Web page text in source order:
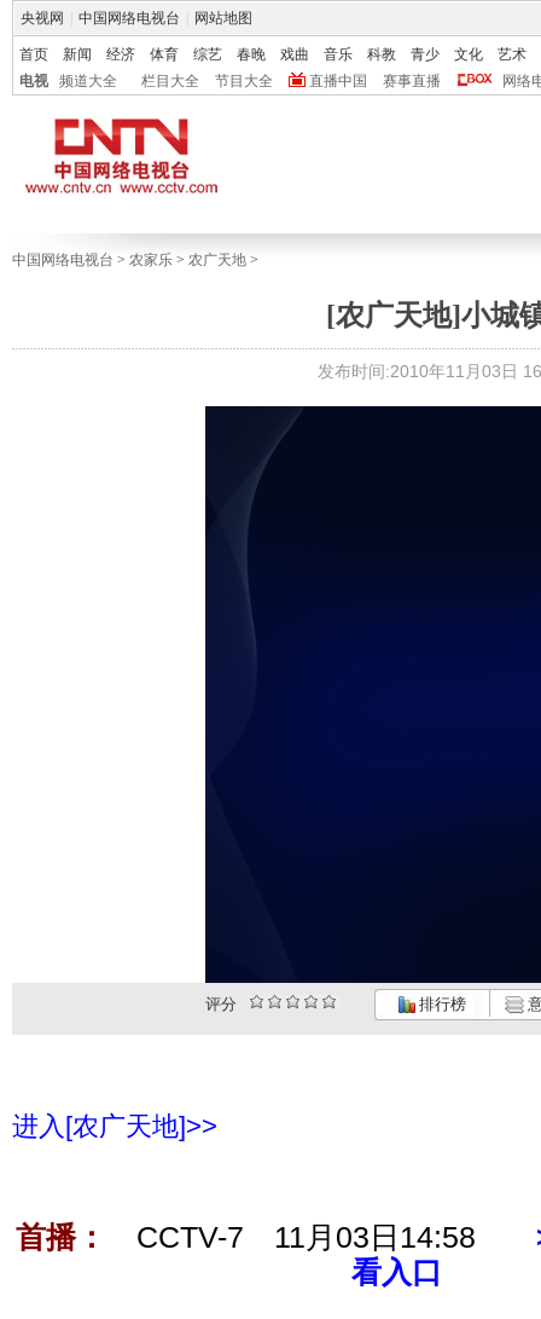
央视网 中国网络电视台 网站地图
首页 新闻 经济 体育 综艺 春晚 戏曲 音乐 科教 青少 文化
艺术
电视
频道大全 栏目大全 节目大全 直播中国 赛事直播 网络
中国网络电视台 > 农家乐 > 农广天地 >
[农广天地]小城
发布时间:2010年11月03日
评分 排行榜
进入[农广天地]>>
首播： CCTV-7 11月03日14:58
看入口